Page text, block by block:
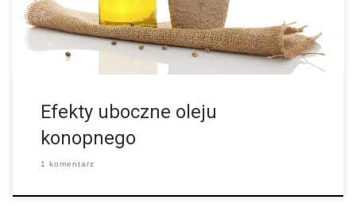
mamy tzw. haj. Z reguły nie istnieje coś takiego jak
przedawkowanie w […]
Efekty uboczne oleju
konopnego
1 komentarz